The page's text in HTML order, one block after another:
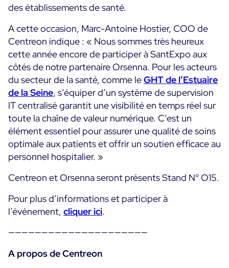
Essai gratuit
des établissements de santé.
A cette occasion, Marc-Antoine Hostier, COO de
Centreon indique : « Nous sommes très heureux
cette année encore de participer à SantExpo aux
côtés de notre partenaire Orsenna. Pour les acteurs
du secteur de la santé, comme leGHT de l’Estuaire
de la Seine, s’équiper d’un système de supervision
IT centralisé garantit une visibilité en temps réel sur
toute la chaîne de valeur numérique. C’est un
élément essentiel pour assurer une qualité de soins
optimale aux patients et offrir un soutien efficace au
personnel hospitalier. »
Centreon et Orsenna seront présents Stand N° O15.
Pour plus d’informations et participer à
l’événement, cliquer ici.
—————————————————————
A propos de Centreon